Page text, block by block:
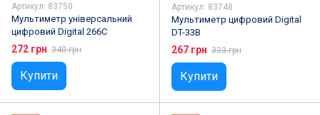
Артикул: 83750
Мультиметр універсальний
цифровий Digital 266C
272 грн 340 грн
Купити
Артикул: 83748
Мультиметр цифровий Digital
DT-33B
267 грн 333 грн
Купити